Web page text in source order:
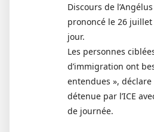
Discours de
prononcé le 26
jour.
Les personnes
d’immigration ont
entendues »,
détenue par l’ICE
de journée.